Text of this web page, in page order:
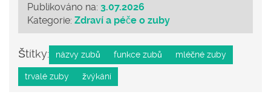
Publikováno na: 3.07.2026
Kategorie: Zdraví a péče o zuby
Štítky: názvy zubů funkce zubů mléčné zuby
trvalé zuby žvýkání